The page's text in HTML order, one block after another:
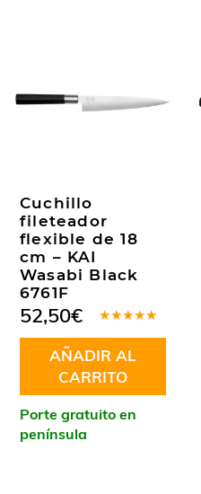
Cuchillo
fileteador
flexible de 18
cm – KAI
Wasabi Black
6761F
en5.00de
5
52,50€
AÑADIR AL
CARRITO
Porte gratuito en
península